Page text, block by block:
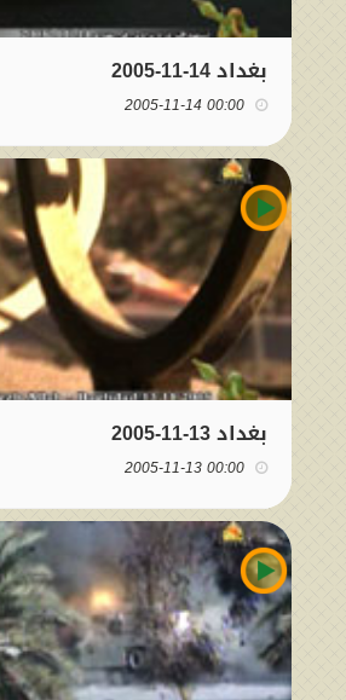
بغداد 14-11-2005
00:00 2005-11-14
بغداد 13-11-2005
00:00 2005-11-13